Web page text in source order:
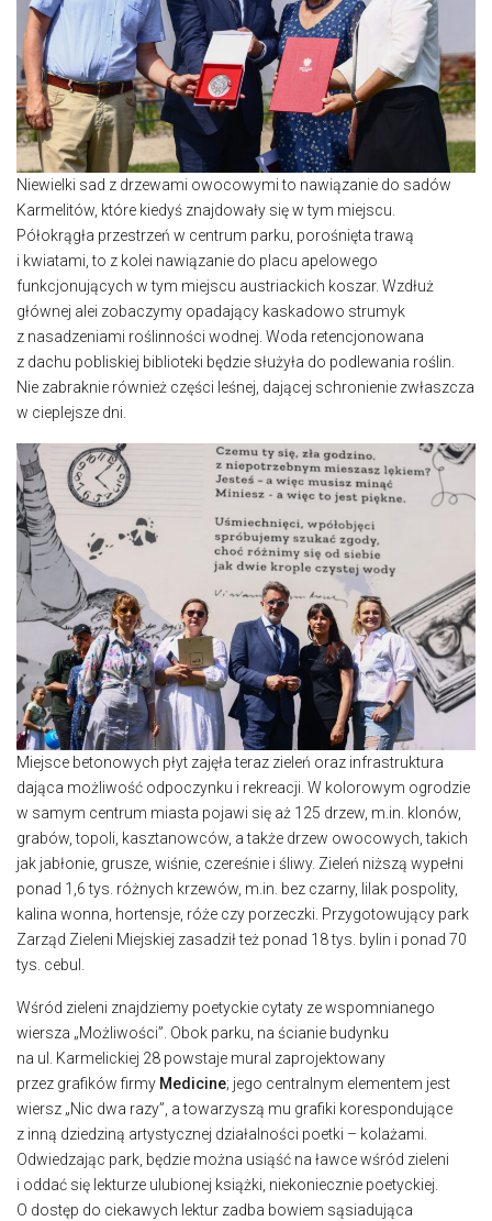
Niewielki sad z drzewami owocowymi to nawiązanie do sadów
Karmelitów, które kiedyś znajdowały się w tym miejscu.
Półokrągła przestrzeń w centrum parku, porośnięta trawą
i kwiatami, to z kolei nawiązanie do placu apelowego
funkcjonujących w tym miejscu austriackich koszar. Wzdłuż
głównej alei zobaczymy opadający kaskadowo strumyk
z nasadzeniami roślinności wodnej. Woda retencjonowana
z dachu pobliskiej biblioteki będzie służyła do podlewania roślin.
Nie zabraknie również części leśnej, dającej schronienie zwłaszcza
w cieplejsze dni.
Miejsce betonowych płyt zajęła teraz zieleń oraz infrastruktura
dająca możliwość odpoczynku i rekreacji. W kolorowym ogrodzie
w samym centrum miasta pojawi się aż 125 drzew, m.in. klonów,
grabów, topoli, kasztanowców, a także drzew owocowych, takich
jak jabłonie, grusze, wiśnie, czereśnie i śliwy. Zieleń niższą wypełni
ponad 1,6 tys. różnych krzewów, m.in. bez czarny, lilak pospolity,
kalina wonna, hortensje, róże czy porzeczki. Przygotowujący park
Zarząd Zieleni Miejskiej zasadził też ponad 18 tys. bylin i ponad 70
tys. cebul.
Wśród zieleni znajdziemy poetyckie cytaty ze wspomnianego
wiersza „Możliwości”. Obok parku, na ścianie budynku
na ul. Karmelickiej 28 powstaje mural zaprojektowany
przez grafików firmy Medicine; jego centralnym elementem jest
wiersz „Nic dwa razy”, a towarzyszą mu grafiki korespondujące
z inną dziedziną artystycznej działalności poetki – kolażami.
Odwiedzając park, będzie można usiąść na ławce wśród zieleni
i oddać się lekturze ulubionej książki, niekoniecznie poetyckiej.
O dostęp do ciekawych lektur zadba bowiem sąsiadująca